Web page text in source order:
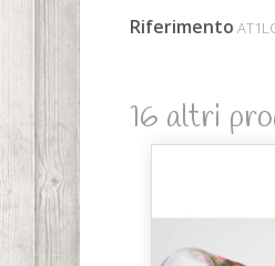
Riferimento
16 altri